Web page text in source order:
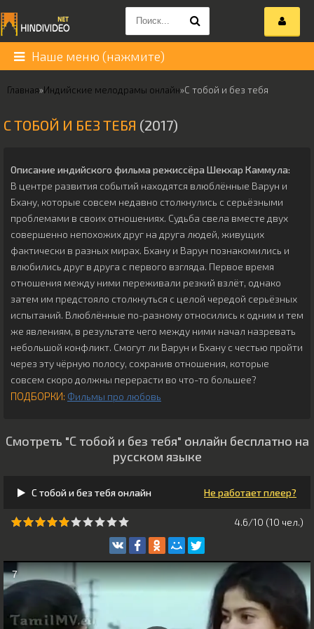
Наше меню (нажмите)
Главная»Индийские мелодрамы онлайн»С тобой и без тебя
С ТОБОЙ И БЕЗ ТЕБЯ (2017)
Описание индийского фильма режиссёра Шекхар Каммула:
В центре развития событий находятся влюблённые Варун и
Бхану, которые совсем недавно столкнулись с серьёзными
проблемами в своих отношениях. Судьба свела вместе двух
совершенно непохожих друг на друга людей, живущих
фактически в разных мирах. Бхану и Варун познакомились и
влюбились друг в друга с первого взгляда. Первое время
отношения между ними переживали резкий взлёт, однако
затем им предстояло столкнуться с целой чередой серьёзных
испытаний. Влюблённые по-разному относились к одним и тем
же явлениям, в результате чего между ними начал назревать
небольшой конфликт. Смогут ли Варун и Бхану с честью пройти
через эту чёрную полосу, сохранив отношения, которые
совсем скоро должны перерасти во что-то большее?
ПОДБОРКИ: Фильмы про любовь
Смотреть "С тобой и без тебя" онлайн бесплатно на
русском языке
С тобой и без тебя онлайн Не работает плеер?
4.6/10 (10 чeл.)